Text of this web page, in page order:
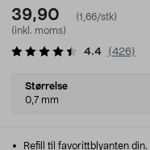
39,90
(1,66/stk)
(inkl. moms)
4.4 (426)
Select
variant
Størrelse
0,7 mm
Refill til favorittblyanten din.